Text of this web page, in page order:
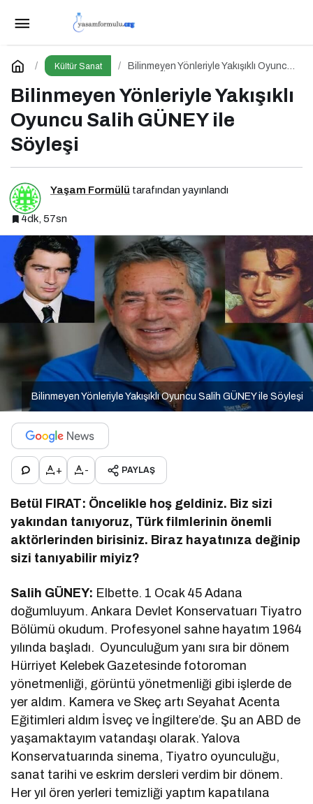
Kültür Sanat
Bilinmeyen Yönleriyle Yakışıklı Oyuncu
Bilinmeyen Yönleriyle Yakışıklı
Oyuncu Salih GÜNEY ile
Söyleşi
Yaşam Formülü tarafından yayınlandı
4dk, 57sn
Bilinmeyen Yönleriyle Yakışıklı Oyuncu Salih GÜNEY ile Söyleşi
+ - PAYLAŞ
Betül FIRAT: Öncelikle hoş geldiniz. Biz sizi
yakından tanıyoruz, Türk filmlerinin önemli
aktörlerinden birisiniz. Biraz hayatınıza değinip
sizi tanıyabilir miyiz?
Salih GÜNEY: Elbette. 1 Ocak 45 Adana
doğumluyum. Ankara Devlet Konservatuarı Tiyatro
Bölümü okudum. Profesyonel sahne hayatım 1964
yılında başladı. Oyunculuğum yanı sıra bir dönem
Hürriyet Kelebek Gazetesinde fotoroman
yönetmenliği, görüntü yönetmenliği gibi işlerde de
yer aldım. Kamera ve Skeç artı Seyahat Acenta
Eğitimleri aldım İsveç ve İngiltere’de. Şu an ABD de
yaşamaktayım vatandaşı olarak. Yalova
Konservatuarında sinema, Tiyatro oyunculuğu,
sanat tarihi ve eskrim dersleri verdim bir dönem.
Her yıl ören yerleri temizliği yaptım kapatılana
Dramatizasyon Nedir?
Yorum Yap